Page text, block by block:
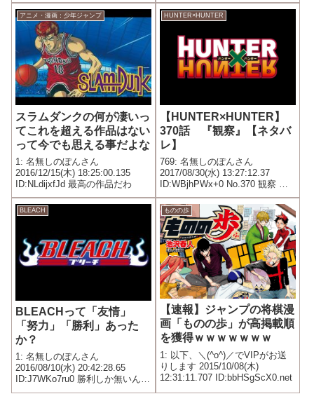
アニメ・漫画：少年ジャンプ
スラムダンクの何が凄いっ
てこれを超える作品はない
って今でも思える事だよな
1: 名無しのぽんさん
2016/12/15(木) 18:25:00.135
ID:NLdijxfJd 最高の作品だわ
HUNTER×HUNTER
【HUNTER×HUNTER】
370話 『観察』【ネタバ
レ】
769: 名無しのぽんさん
2017/08/30(水) 13:27:12.37
ID:WBjhPWx+0 No.370 観察 煽
り：伺う――殺しのタイミング
クラ「それでは全員集まってく
れ。これから念について説明す
る」 刺客（王妃と王子の警...
BLEACH
BLEACHって「友情」
「努力」「勝利」あった
か？
1: 名無しのぽんさん
2016/08/10(水) 20:42:28.65
ID:J7WKo7ru0 勝利しか無いんだ
よなぁ…
ものの歩
【速報】ジャンプの将棋漫
画「ものの歩」が高掲載順
を獲得ｗｗｗｗｗｗｗ
1: 以下、＼(^o^)／でVIPがお送
りします 2015/10/08(木)
12:31:11.707 ID:bbHSgScX0.net